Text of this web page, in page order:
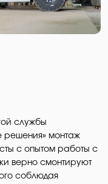
службы
решения» монтаж
с опытом работы с
верно смонтируют
соблюдая